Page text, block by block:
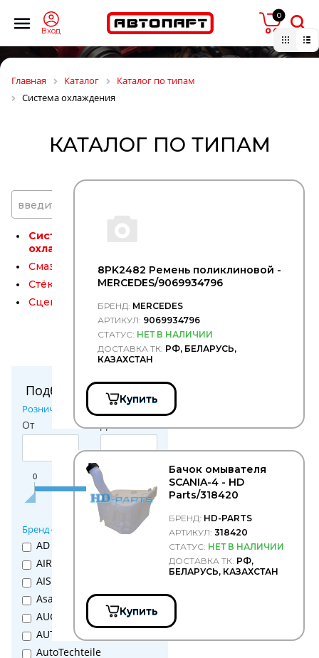
Вход
0
Главная Каталог
Каталог по типам
Система охлаждения
КАТАЛОГ ПО ТИПАМ
введите название типа
Ремни
поликлиновые
Ремни
приводные
Ролики
Рулевое
Сварочное
зажигания
Свечи
накала
Система
охлаждения
Смазки
Стёкла
Сцепление
система
Топливно-
воздушная
система
Тормозная
Тормозные
колодки
воздушные
Фильтра
гидравлические
Фильтра
другие
Фильтра
масляные
Фильтра
осушителя
Подбор параметров
Розничная цена
От До
0 1 134
Бренд
AD
AIRTEX
AISIN
Asam
AUGER
AUTOMANN
AutoTechteile
8PK2482 Ремень поликлиновой -
MERCEDES/9069934796
БРЕНД: MERCEDES
АРТИКУЛ: 9069934796
СТАТУС: НЕТ В НАЛИЧИИ
ДОСТАВКА ТК: РФ, БЕЛАРУСЬ,
КАЗАХСТАН
Купить
Бачок омывателя
SCANIA-4 - HD
Parts/318420
БРЕНД: HD-PARTS
АРТИКУЛ:318420
СТАТУС: НЕТ В НАЛИЧИИ
ДОСТАВКА ТК: РФ,
БЕЛАРУСЬ, КАЗАХСТАН
Купить